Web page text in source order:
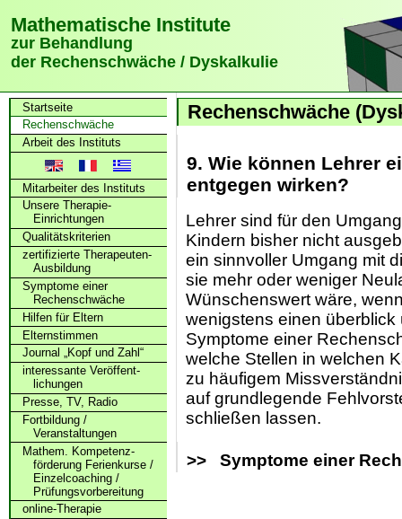
Mathematische Institute
zur Behandlung
der Rechenschwäche / Dyskalkulie
Startseite
Rechenschwäche
Arbeit des Instituts
Mitarbeiter des Instituts
Unsere Therapie-
Einrichtungen
Qualitätskriterien
zertifizierte Therapeuten-
Ausbildung
Symptome einer
Rechenschwäche
Hilfen für Eltern
Elternstimmen
Journal „Kopf und Zahl“
interessante Veröffent­
lichungen
Presse, TV, Radio
Fortbildung /
Veranstaltungen
Mathem. Kompetenz­
förderung Ferienkurse /
Einzelcoaching /
Prüfungs­vorbereitung
online-Therapie
Rechenschwäche
9. Wie können Lehrer
entgegen wirken?
Lehrer sind für den
Kindern bisher nicht
ein sinnvoller Umgang mit
sie mehr oder weniger
Wünschenswert wäre,
wenigstens einen überblick
Symptome einer
welche Stellen in welchen
zu häufigem
auf grundlegende
schließen lassen.
>> Symptome einer